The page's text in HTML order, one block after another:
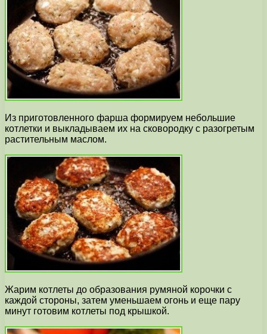
Из приготовленного фарша формируем небольшие
котлетки и выкладываем их на сковородку с разогретым
растительным маслом.
Жарим котлеты до образования румяной корочки с
каждой стороны, затем уменьшаем огонь и еще пару
минут готовим котлеты под крышкой.